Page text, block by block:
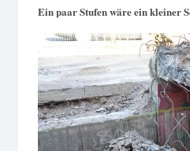
Ein paar Stufen wäre ein kleiner